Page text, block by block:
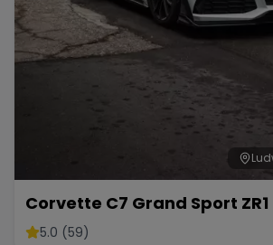
Corvette C7 Grand Sport ZR1
5.0 (59)